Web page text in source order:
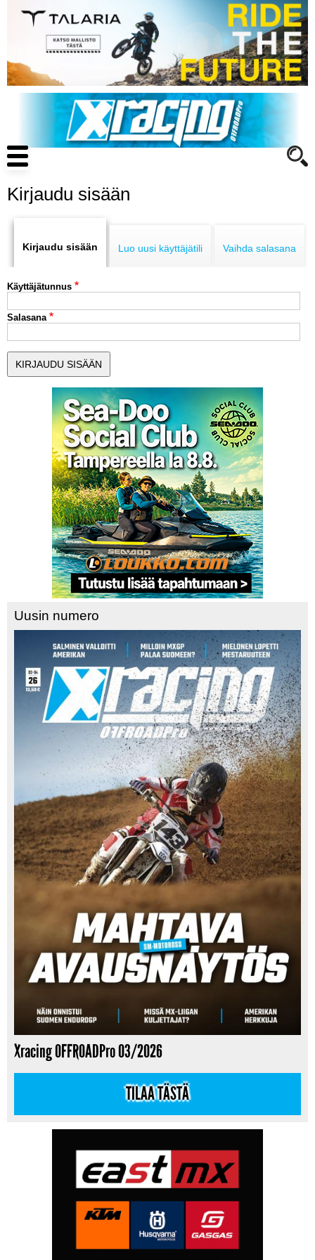
pääsisältöön
Main
navigation
ENDURO
LUE DIGILEHDET
ASIAKASPALVELU JA
OHJEET
MEDIATIEDOT
YHTEYSTIEDOT
Kirjaudu sisään
tabs
Kirjaudu sisään Luo uusi käyttäjätili Vaihda salasana
Käyttäjätunnus
Salasana
Uusin numero
Xracing OFFROADPro 03/2026
TILAA TÄSTÄ